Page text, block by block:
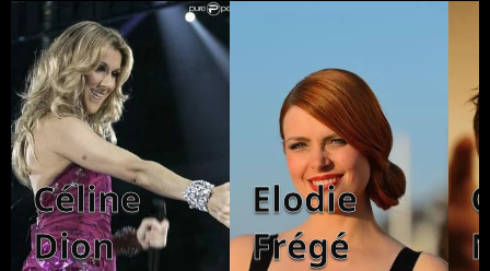
Céline
Dion
Elodie
Frégé